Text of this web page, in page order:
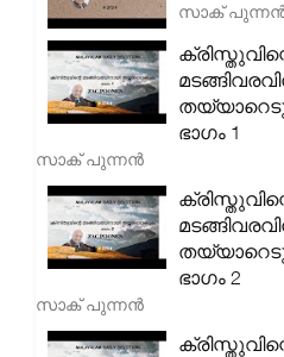
സാക്
ഭാഗം 1
സാക് പുന്നൻ
ഭാഗം 2
സാക് പുന്നൻ